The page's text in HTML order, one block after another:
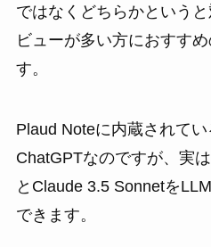
ではなくどちらかという
ビューが多い方におすす
す。
Plaud Noteに内蔵されて
ChatGPTなのですが、実
とClaude 3.5 Sonnetを
できます。